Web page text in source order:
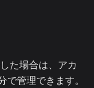
た場合は、アカ
管理できます。